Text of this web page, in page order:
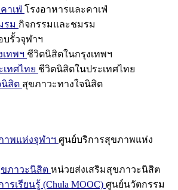
าเฟ่ โรงอาหารและคาเฟ่
รม กิจกรรมและชมรม
บรั้วจุฬาฯ
ทพฯ ชีวิตนิสิตในกรุงเทพฯ
ทศไทย ชีวิตนิสิตในประเทศไทย
นิสิต สุขภาวะทางใจนิสิต
าพแห่งจุฬาฯ ศูนย์บริการสุขภาพแห่ง
ภาวะนิสิต หน่วยส่งเสริมสุขภาวะนิสิต
รเรียนรู้ (Chula MOOC) ศูนย์นวัตกรรม